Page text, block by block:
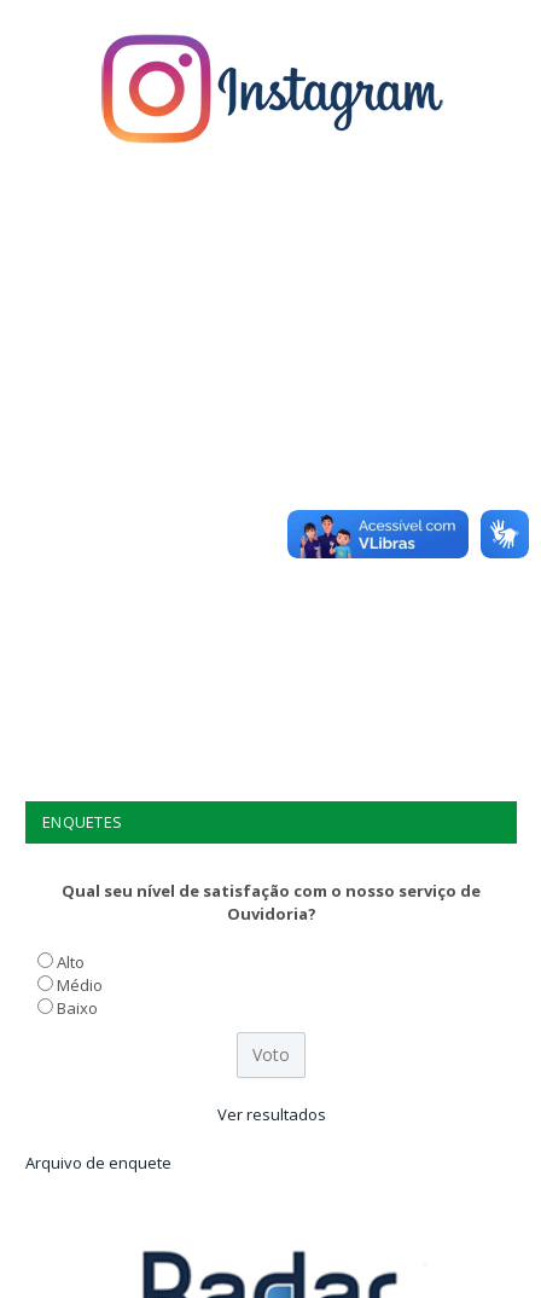
ENQUETES
Qual seu nível de satisfação com o nosso serviço de
Ouvidoria?
Alto
Médio
Baixo
Ver resultados
Arquivo de enquete